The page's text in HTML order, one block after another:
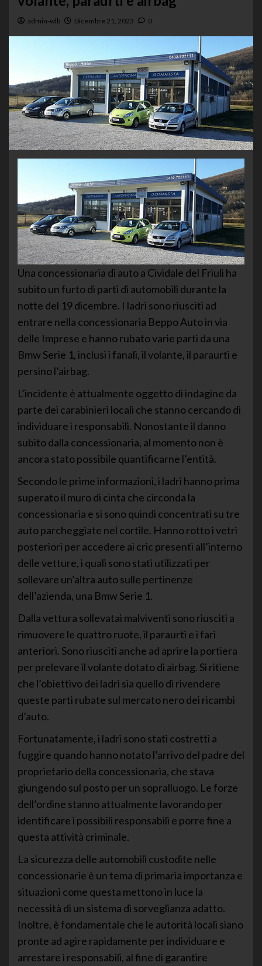
admin-wlb Dicembre 21, 2023 0
Una concessionaria di auto a Cividale del Friuli ha
subito un furto di parti di automobili durante la
notte del 19 dicembre. I ladri sono riusciti ad
entrare nella concessionaria Beppo Auto in via
delle Imprese e hanno rubato varie parti da una
Bmw Serie 1, inclusi i fanali, il volante, il paraurti e
persino l’airbag.
L’incidente è attualmente oggetto di indagine da
parte dei carabinieri locali che stanno cercando di
individuare i responsabili. Nonostante il danno
subito dalla concessionaria, al momento non è
ancora stato possibile quantificarne l’entità.
Secondo le prime informazioni, i ladri hanno prima
superato il muro di cinta che circonda la
concessionaria e si sono quindi concentrati su tre
auto parcheggiate nel cortile. Hanno rotto i vetri
posteriori per accedere ai cric presenti all’interno
delle vetture, i quali sono stati utilizzati per
sollevare un’altra auto sulle pertinenze
dell’azienda, una Bmw Serie 1.
Dalla vettura sollevatai malviventi sono riusciti a
rimuovere le quattro ruote, il paraurti e i fari
anteriori. Sono riusciti anche ad aprire la portiera
per prelevare il volante dotato di airbag. Si ritiene
che l’obiettivo dei ladri sia quello di rivendere
queste parti rubate sul mercato nero dei ricambi
d’auto.
Fortunatamente, i ladri sono stati costretti a
fuggire quando hanno notato l’arrivo del padre del
proprietario della concessionaria, che stava
giungendo sul posto per un sopralluogo. Le forze
dell’ordine stanno attualmente lavorando per
identificare i possibili responsabili e porre fine a
questa attività criminale.
La sicurezza delle automobili custodite nelle
concessionarie è un tema di primaria importanza e
situazioni come questa mettono in luce la
necessità di un sistema di sorveglianza adatto.
Inoltre, è fondamentale che le autorità locali siano
pronte ad agire rapidamente per individuare e
arrestare i responsabili, al fine di garantire